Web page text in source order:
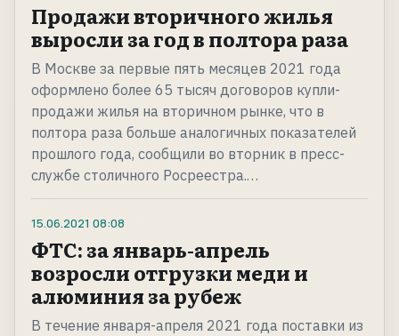
Продажи вторичного жилья
выросли за год в полтора раза
В Москве за первые пять месяцев 2021 года
оформлено более 65 тысяч договоров купли-
продажи жилья на вторичном рынке, что в
полтора раза больше аналогичных показателей
прошлого года, сообщили во вторник в пресс-
службе столичного Росреестра.…
15.06.2021 08:08
ФТС: за январь-апрель
возросли отгрузки меди и
алюминия за рубеж
В течение января-апреля 2021 года поставки из